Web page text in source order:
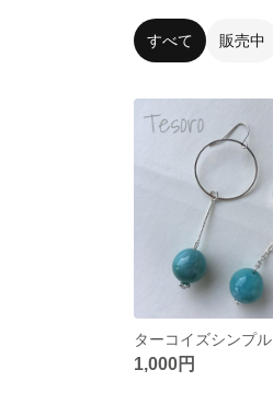
すべて 販売中
ターコイズシンプル
1,000円